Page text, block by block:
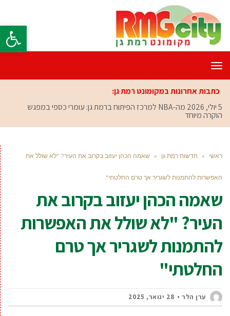
פתח
תפריט
כתבות אחרונות במקומונט רמת גן:
5 יולי, 2026
מה-NBA למרכז הפיתוח ברמת גן: עומרי כספי במפגש
הוקרה מיוחד
ראשי » חדשות רמת גן » שאמה הכהן יעזוב בקרוב את העיר? "לא שולל את
האפשרות להתמנות לשגריר אך טרם החלטתי"
שאמה הכהן יעזוב בקרוב את
העיר? "לא שולל את האפשרות
להתמנות לשגריר אך טרם
החלטתי"
ערן הלר 28 ינואר, 2025